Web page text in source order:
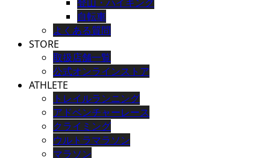
自転車
よくある質問
STORE
取扱店舗一覧
公式オンラインストア
ATHLETE
トレイルランニング
アドベンチャーレース
クライミング
ウルトラマラソン
マラソン